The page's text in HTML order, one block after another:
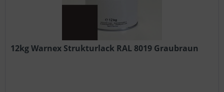
12kg Warnex Strukturlack RAL 8019 Graubraun